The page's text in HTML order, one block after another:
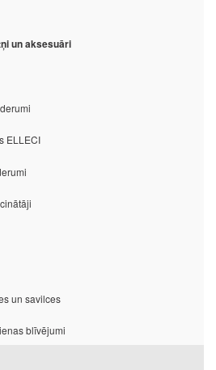
un aksesuāri
ELLECI
un savilces
blīvējumi